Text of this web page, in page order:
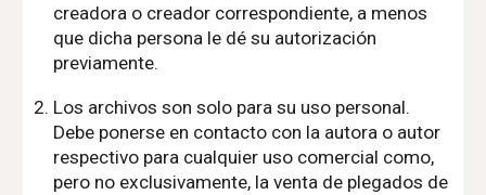
creadora o creador correspondiente, a menos
que dicha persona le dé su autorización
previamente.
Los archivos son solo para su uso personal.
Debe ponerse en contacto con la autora o autor
respectivo para cualquier uso comercial como,
pero no exclusivamente, la venta de plegados de